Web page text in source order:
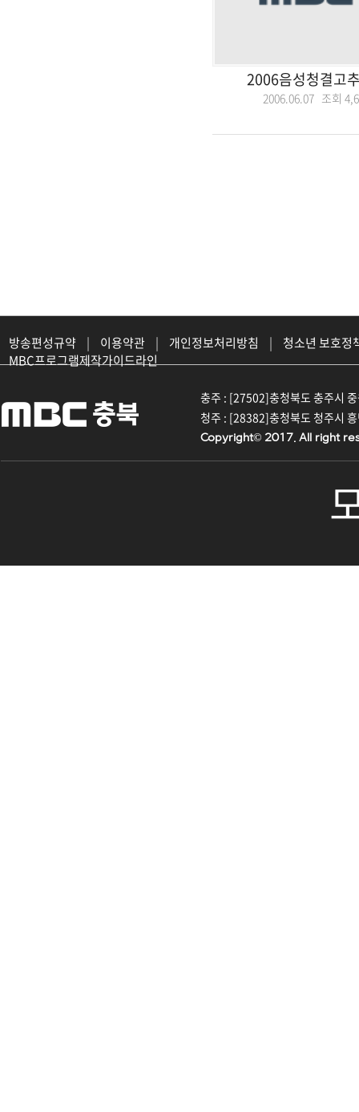
2006음성청결고
2006.06.07 조회
방송편성규약 | 이용약관 | 개인정보처리방침 |
청소년 보호정
MBC프로그램제작가이드라인
충주 : [27502]충청북도 충주시
청주 : [28382]충청북도 청주시
Copyright© 2017. All right